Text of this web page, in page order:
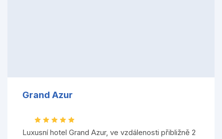
Grand Azur
Luxusní hotel Grand Azur, ve vzdálenosti přibližně 2